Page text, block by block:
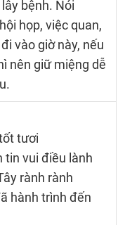
bệnh. Nói
họp, việc quan,
vào giờ này, nếu
nên giữ miệng dễ
tươi
tin vui điều lành
rành rành
hành trình đến